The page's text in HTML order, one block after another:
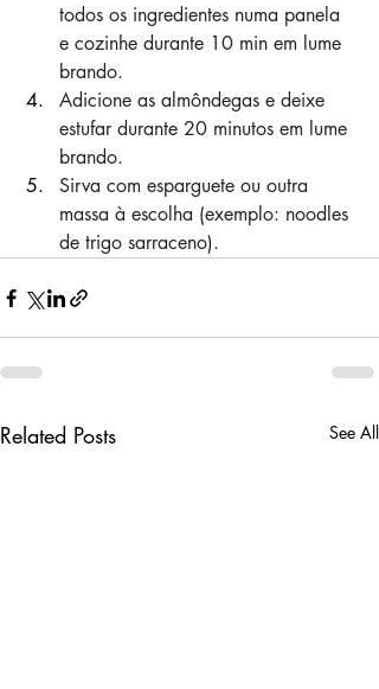
todos os ingredientes numa panela
e cozinhe durante 10 min em lume
brando.
Adicione as almôndegas e deixe
estufar durante 20 minutos em lume
brando.
Sirva com esparguete ou outra
massa à escolha (exemplo: noodles
de trigo sarraceno).
Related Posts See All